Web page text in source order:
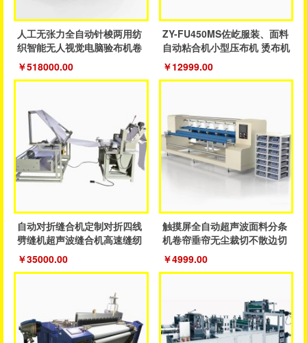
人工无张力全自动针梭两用纺
织智能无人视觉电脑验布机卷
布机
￥518000.00
ZY-FU450MS佐屹服装、面料
自动粘合机小型压布机 烫布机
￥12999.00
自动对折缝合机定制对折四线
劈缝机超声波缝合机高速缝纫
鞋服机
￥35000.00
触摸屏全自动超声波面料分条
机卷帘垂帘无尘裁切不散边切
割设备
￥4999.00